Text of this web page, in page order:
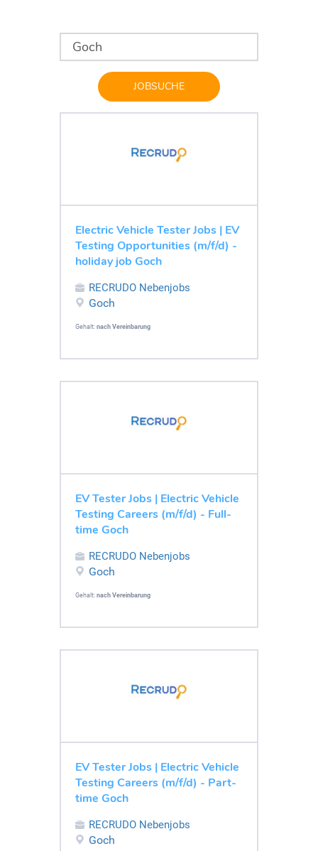
JOBSUCHE
Electric Vehicle Tester Jobs | EV
Testing Opportunities (m/f/d) -
holiday job Goch
RECRUDO Nebenjobs
Goch
Gehalt: nach Vereinbarung
EV Tester Jobs | Electric Vehicle
Testing Careers (m/f/d) - Full-
time Goch
RECRUDO Nebenjobs
Goch
Gehalt: nach Vereinbarung
EV Tester Jobs | Electric Vehicle
Testing Careers (m/f/d) - Part-
time Goch
RECRUDO Nebenjobs
Goch